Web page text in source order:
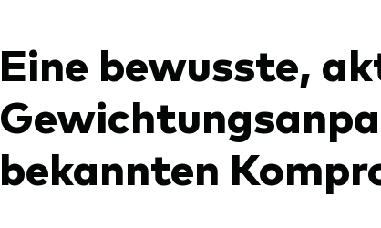
Eine bewusste,
bekannten